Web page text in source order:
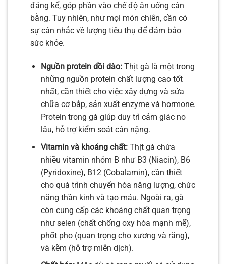
đáng kể, góp phần vào chế độ ăn uống cân
bằng. Tuy nhiên, như mọi món chiên, cần có
sự cân nhắc về lượng tiêu thụ để đảm bảo
sức khỏe.
Nguồn protein dồi dào:Thịt gà là một trong
những nguồn protein chất lượng cao tốt
nhất, cần thiết cho việc xây dựng và sửa
chữa cơ bắp, sản xuất enzyme và hormone.
Protein trong gà giúp duy trì cảm giác no
lâu, hỗ trợ kiểm soát cân nặng.
Vitamin và khoáng chất:Thịt gà chứa
nhiều vitamin nhóm B như B3 (Niacin), B6
(Pyridoxine), B12 (Cobalamin), cần thiết
cho quá trình chuyển hóa năng lượng, chức
năng thần kinh và tạo máu. Ngoài ra, gà
còn cung cấp các khoáng chất quan trọng
như selen (chất chống oxy hóa mạnh mẽ),
phốt pho (quan trọng cho xương và răng),
và kẽm (hỗ trợ miễn dịch).